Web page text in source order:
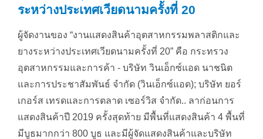
ระหว่างประเทศเวียดนามครั้งที่ 20
ผู้จัดงานของ “งานแสดงสินค้าอุตสาหกรรมพลาสติกและ
ยางระหว่างประเทศเวียดนามครั้งที่ 20” คือ กระทรวง
อุตสาหกรรมและการค้า - บริษัท วินเอ็กซ์แอด นาชนิต
และการประชาสัมพันธ์ จำกัด (วินเอ็กซ์แอด); บริษัท ยอร์
เกอร์ส เทรดและการตลาด เซอร์วิส จำกัด.. ลาก่อนการ
แสดงสินค้าปี 2019 ครั้งสุดท้าย มีพื้นที่แสดงสินค้า 4 พื้นที่
มีบูธมากกว่า 800 บูธ และมีผู้จัดแสดงสินค้าและบริษัท